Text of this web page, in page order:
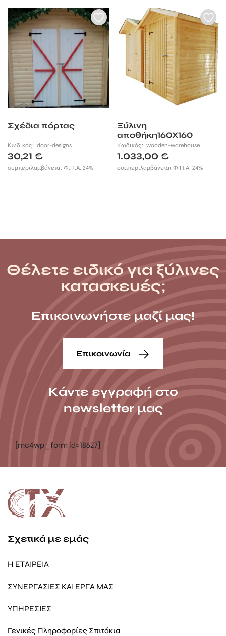
Σχέδια πόρτας
Κωδικός: door-designs
30,21 €
συμπεριλαμβάνεται Φ.Π.Α. 24%
Ξύλινη
αποθήκη160Χ160
Κωδικός:wooden-warehouse
1.033,00€
συμπεριλαμβάνεται Φ.Π.Α. 24%
Θέλετε ειδικό για ξύλινες
κατασκευές;
Επικοινωνήστε μαζί μας!
Επικοινωνία
Κάντε εγγραφή στο
newsletter μας
[mc4wp_form id=18627]
Σχετικά με εμάς
Η ΕΤΑΙΡΕΙΑ
ΣΥΝΕΡΓΑΣΙΕΣ ΚΑΙ ΕΡΓΑ ΜΑΣ
ΥΠΗΡΕΣΙΕΣ
Γενικές Πληροφορίες Σπιτάκια